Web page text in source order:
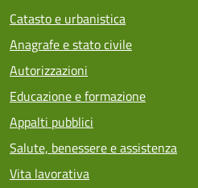
Catasto e urbanistica
Anagrafe e stato civile
Autorizzazioni
Educazione e formazione
Appalti pubblici
Salute, benessere e assistenza
Vita lavorativa